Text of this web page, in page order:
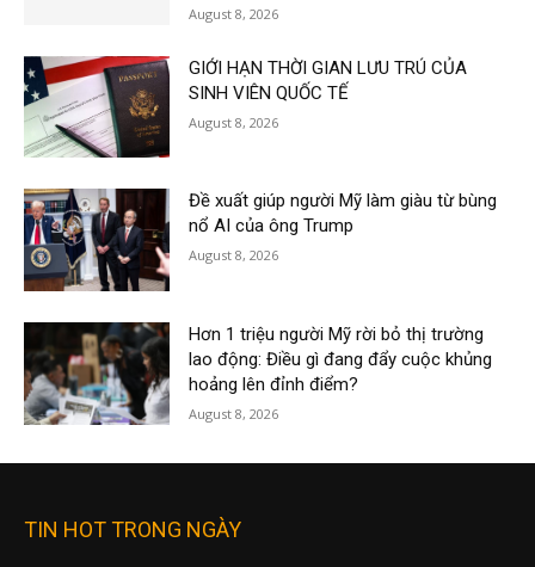
August 8, 2026
GIỚI HẠN THỜI GIAN LƯU TRÚ CỦA
SINH VIÊN QUỐC TẾ
August 8, 2026
Đề xuất giúp người Mỹ làm giàu từ bùng
nổ AI của ông Trump
August 8, 2026
Hơn 1 triệu người Mỹ rời bỏ thị trường
lao động: Điều gì đang đẩy cuộc khủng
hoảng lên đỉnh điểm?
August 8, 2026
TIN HOT TRONG NGÀY